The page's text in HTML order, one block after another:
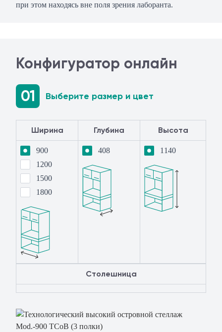
при этом находясь вне поля зрения лаборанта.
Конфигуратор онлайн
01 Выберите размер и цвет
Ширина Глубина Высота
900
1200
1500
1800
408 1140
Столешница